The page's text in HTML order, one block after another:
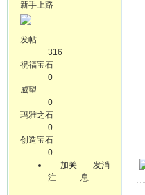
新手上路
发帖
316
祝福宝石
0
威望
0
玛雅之石
0
创造宝石
0
加关
注
发消
息